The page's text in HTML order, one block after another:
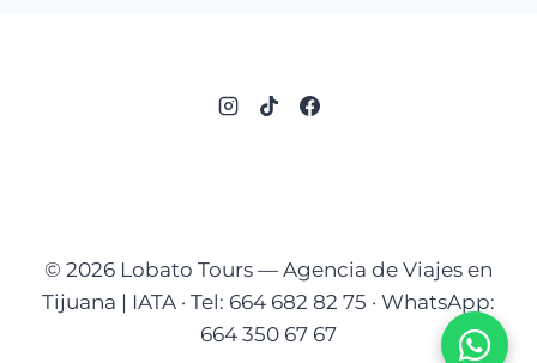
© 2026 Lobato Tours — Agencia de Viajes en
Tijuana | IATA · Tel: 664 682 82 75 · WhatsApp:
664 350 67 67